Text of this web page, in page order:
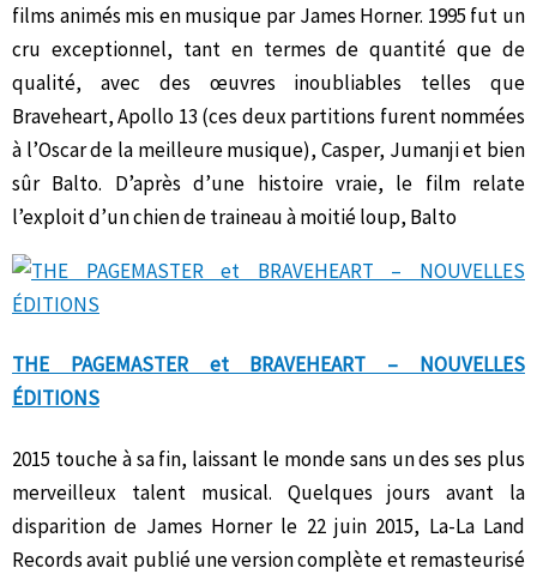
films animés mis en musique par James Horner. 1995 fut un
cru exceptionnel, tant en termes de quantité que de
qualité, avec des œuvres inoubliables telles que
Braveheart, Apollo 13 (ces deux partitions furent nommées
à l’Oscar de la meilleure musique), Casper, Jumanji et bien
sûr Balto. D’après d’une histoire vraie, le film relate
l’exploit d’un chien de traineau à moitié loup, Balto
THE PAGEMASTER et BRAVEHEART – NOUVELLES
ÉDITIONS
2015 touche à sa fin, laissant le monde sans un des ses plus
merveilleux talent musical. Quelques jours avant la
disparition de James Horner le 22 juin 2015, La-La Land
Records avait publié une version complète et remasteurisé